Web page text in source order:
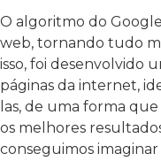
O algoritmo do
web, tornando tudo
isso, foi desenvolvido
páginas da internet,
las, de uma forma
os melhores
conseguimos